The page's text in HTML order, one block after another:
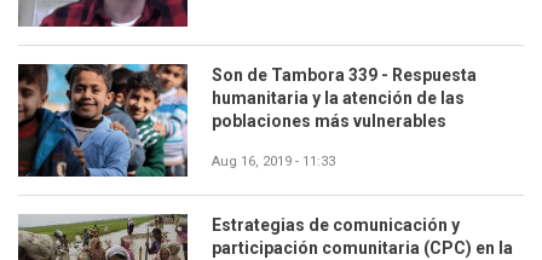
Son de Tambora 339 - Respuesta
humanitaria y la atención de las
poblaciones más vulnerables
Aug 16, 2019 - 11:33
Estrategias de comunicación y
participación comunitaria (CPC) en la